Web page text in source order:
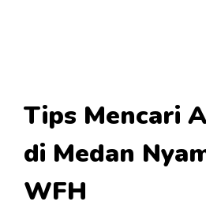
Tips Mencari
di Medan
WFH